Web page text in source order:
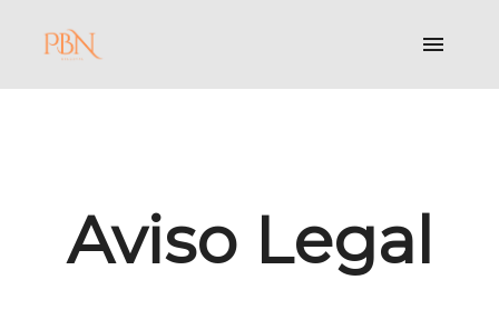
Aviso Legal